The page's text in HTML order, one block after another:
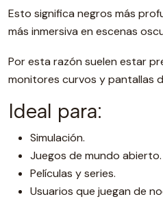
Esto significa negros más
más inmersiva en escenas
Por esta razón suelen estar
monitores curvos y pantallas
Ideal para:
Simulación.
Juegos de mundo abierto.
Películas y series.
Usuarios que juegan de